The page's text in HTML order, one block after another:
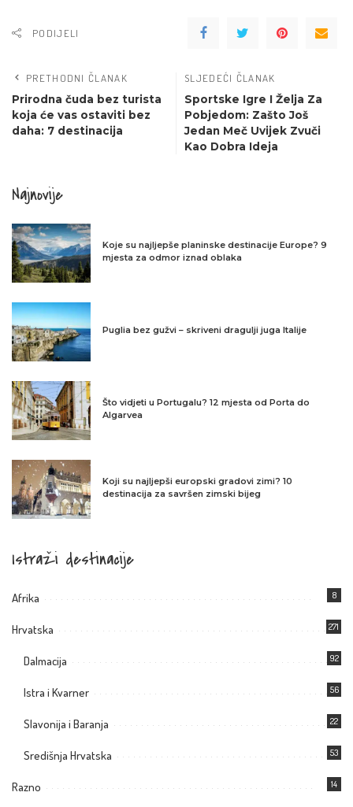
PODIJELI
PRETHODNI ČLANAK
Prirodna čuda bez turista
koja će vas ostaviti bez
daha: 7 destinacija
SLJEDEĆI ČLANAK
Sportske Igre I Želja Za
Pobjedom: Zašto Još
Jedan Meč Uvijek Zvuči
Kao Dobra Ideja
Najnovije
Koje su najljepše planinske destinacije Europe? 9
mjesta za odmor iznad oblaka
Puglia bez gužvi – skriveni dragulji juga Italije
Što vidjeti u Portugalu? 12 mjesta od Porta do
Algarvea
Koji su najljepši europski gradovi zimi? 10
destinacija za savršen zimski bijeg
Istraži destinacije
Afrika 8
Hrvatska 271
Dalmacija 92
Istra i Kvarner 56
Slavonija i Baranja 22
Središnja Hrvatska 53
Razno 14